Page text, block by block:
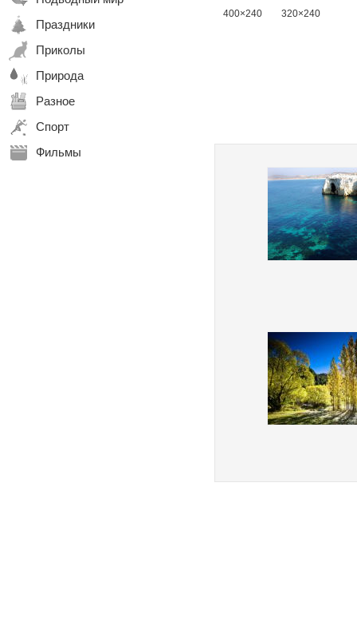
Праздники
Приколы
Природа
Разное
Спорт
Фильмы
400×240
320×240